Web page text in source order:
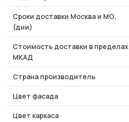
Сроки доставки Москва и МО,
(дни)
Стоимость доставки в пределах
МКАД
Страна производитель
Цвет фасада
Цвет каркаса